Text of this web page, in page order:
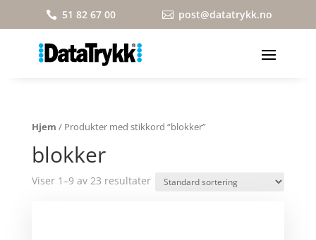
 51 82 67 00  post@datatrykk.no
Hjem / Produkter med stikkord “blokker”
blokker
Viser 1–9 av 23 resultater